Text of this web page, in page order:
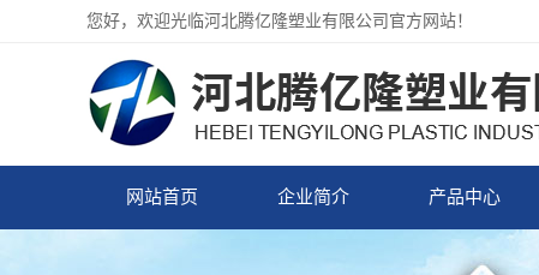
您好，欢迎光临河北腾亿隆塑业有限公司官方网站！
网站首页 企业简介 产品中心